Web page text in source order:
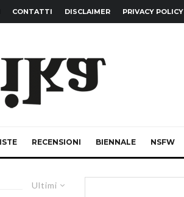
CONTATTI DISCLAIMER PRIVACY POLICY
RECENSIONI BIENNALE NSFW
Ultimi